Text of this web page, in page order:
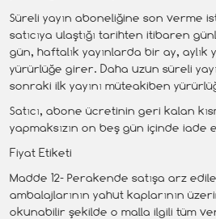
Süreli yayın aboneliğine son verme
satıcıya ulaştığı tarihten itibaren
gün, haftalık yayınlarda bir ay, aylık
yürürlüğe girer. Daha uzun süreli
sonraki ilk yayını müteakiben
Satıcı, abone ücretinin geri kalan
yapmaksızın on beş gün içinde iade
Fiyat Etiketi
Madde 12- Perakende satışa arz
ambalajlarının yahut kaplarının
okunabilir şekilde o malla ilgili tüm